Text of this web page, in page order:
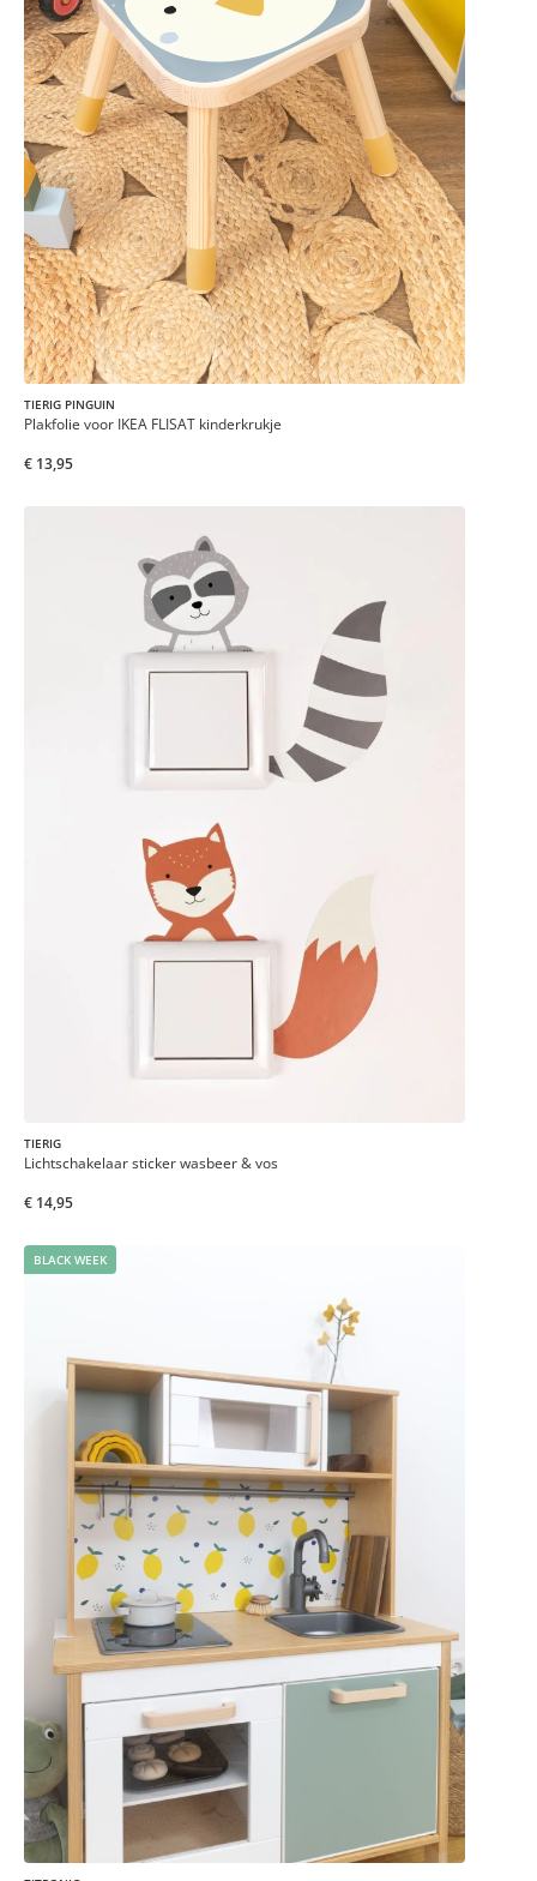
TIERIG PINGUIN
Plakfolie voor IKEA FLISAT kinderkrukje
€ 13,95
TIERIG
Lichtschakelaar sticker wasbeer & vos
€ 14,95
BLACK WEEK